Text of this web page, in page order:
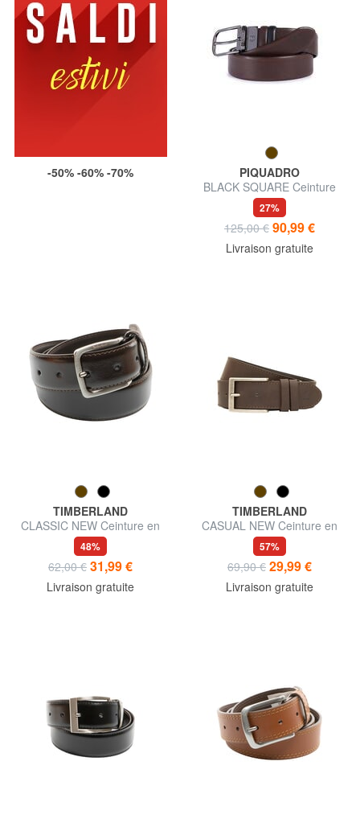
-50% -60% -70%
PIQUADRO
BLACK SQUARE Ceinture
réversible en cuir
27%
125,00 € 90,99 €
Livraison gratuite
TIMBERLAND
CLASSIC NEW Ceinture en
cuir
48%
62,00 € 31,99 €
Livraison gratuite
TIMBERLAND
CASUAL NEW Ceinture en
cuir
57%
69,90 € 29,99 €
Livraison gratuite